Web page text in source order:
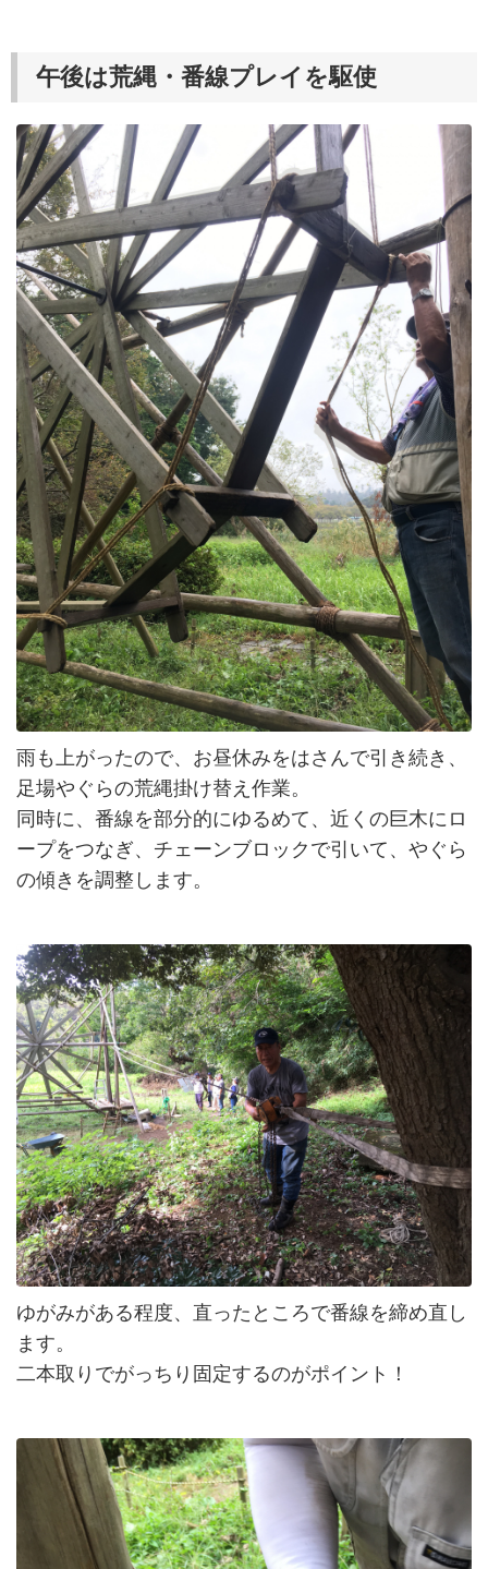
午後は荒縄・番線プレイを駆使
雨も上がったので、お昼休みをはさんで引き続き、
足場やぐらの荒縄掛け替え作業。
同時に、番線を部分的にゆるめて、近くの巨木にロ
ープをつなぎ、チェーンブロックで引いて、やぐら
の傾きを調整します。
ゆがみがある程度、直ったところで番線を締め直し
ます。
二本取りでがっちり固定するのがポイント！